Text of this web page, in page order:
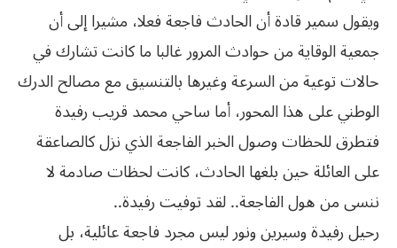
ويقول سمير قادة أن الحادث فاجعة فعلا، مشيرا إلى أن
جمعية الوقاية من حوادث المرور غالبا ما كانت تشارك في
حالات توعية من السرعة وغيرها بالتنسيق مع مصالح الدرك
الوطني على هذا المحور، أما ساحي محمد قريب رفيدة
فتطرق للحظات وصول الخبر الفاجعة الذي نزل كالصاعقة
على العائلة حين بلغها الحادث، كانت لحظات صادمة لا
ننسى من هول الفاجعة.. لقد توفيت رفيدة..
رحيل رفيدة وسيرين ونور ليس مجرد فاجعة عائلية، بل